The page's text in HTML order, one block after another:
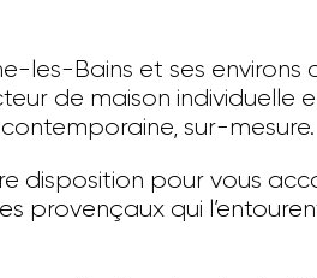
les-Bains et ses
de maison individuelle
sur-mesure.
disposition pour vous
provençaux qui